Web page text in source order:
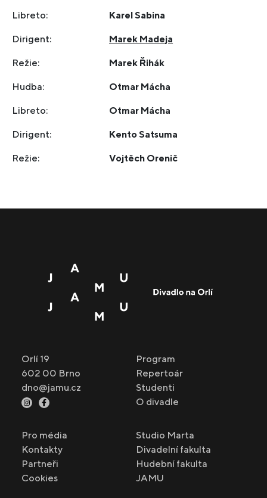
Libreto: Karel Sabina
Dirigent: Marek Madeja
Režie: Marek Řihák
Hudba: Otmar Mácha
Libreto: Otmar Mácha
Dirigent: Kento Satsuma
Režie: Vojtěch Orenič
Orlí 19
602 00 Brno
dno@jamu.cz
Program
Repertoár
Studenti
O divadle
Pro média
Kontakty
Partneři
Cookies
Studio Marta
Divadelní fakulta
Hudební fakulta
JAMU